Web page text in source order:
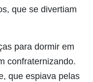
que se divertiam
para dormir em
confraternizando.
que espiava pelas